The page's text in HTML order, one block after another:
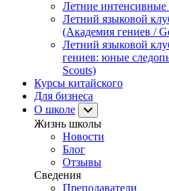
Летние интенсивные
Летний языковой
(Академия гениев /
Летний языковой
гениев: юные
Scouts)
Курсы китайского
Для бизнеса
О школе
Жизнь школы
Новости
Блог
Отзывы
Сведения
Преподаватели